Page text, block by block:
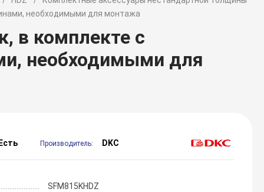
необходимыми для монтажа
в комплекте с
необходимыми для
Производитель: DKC
SFM815KHDZ